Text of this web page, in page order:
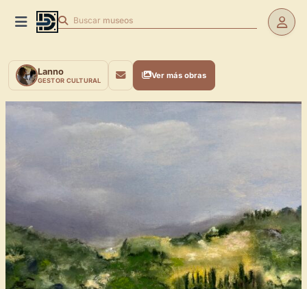
Buscar museos
Lanno
GESTOR CULTURAL
Ver más obras